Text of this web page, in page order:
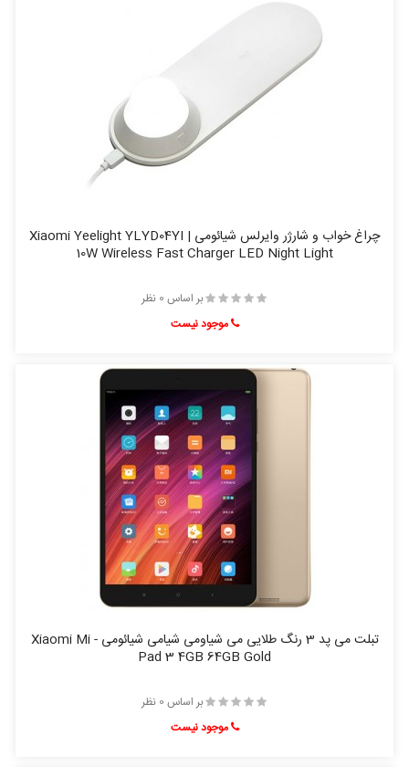
چراغ خواب و شارژر وایرلس شیائومی | Xiaomi Yeelight YLYD04YI
10W Wireless Fast Charger LED Night Light
بر اساس 0 نظر
موجود نیست
تبلت می پد 3 رنگ طلایی می شیاومی شیامی شیائومی - Xiaomi Mi
Pad 3 4GB 64GB Gold
بر اساس 0 نظر
موجود نیست